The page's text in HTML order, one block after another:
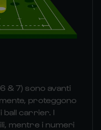
& 7) sono avanti
proteggono
ball carrier. I
mentre i numeri